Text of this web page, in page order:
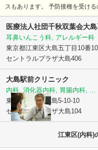
スもあります。 予防接種を受け
医療法人社団千秋双葉会大
耳鼻いんこう科, アレルギー科
東京都江東区大島五丁目10番
セントラルプラザ大島406
大島駅前クリニック
内科, 消化器内科, 胃腸内科, ...
東京都江東区大島5-10-10
セントラルプラザ大島104
江東区(内科)